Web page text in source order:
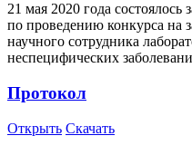
21 мая 2020 года состоялось
по проведению конкурса на
научного сотрудника
неспецифических
Протокол
Открыть Скачать